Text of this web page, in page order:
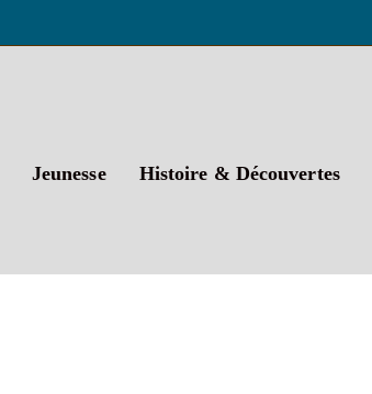
Jeunesse Histoire & Découvertes